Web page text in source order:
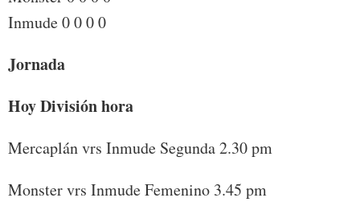
Inmude 0 0 0 0
Jornada
Hoy División hora
Mercaplán vrs Inmude Segunda 2.30 pm
Monster vrs Inmude Femenino 3.45 pm